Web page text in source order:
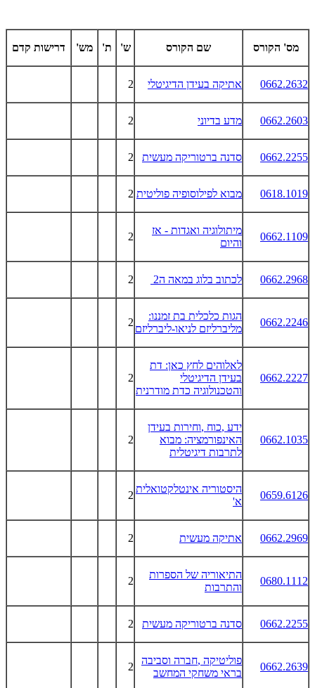
מס' הקורס שם הקורס ש' ת' מש' דרישות קדם
0662.2632 אתיקה בעידן הדיגיטלי 2
0662.2603 מדע בדיוני 2
0662.2255 סדנה ברטוריקה מעשית 2
0618.1019 מבוא לפילוסופיה פוליטית 2
0662.1109
מיתולוגיה ואגדות - אז
והיום
2
0662.2968 לכתוב בלוג במאה ה2
2
0662.2246
הגות כלכלית בת זמננו:
מליברליזם לניאו-ליברליזם
2
0662.2227
לאלוהים לחץ כאן: דת
בעידן הדיגיטלי
והטכנולוגיה כדת מודרנית
2
0662.1035
ידע ,כוח ,וחירות בעידן
האינפורמציה: מבוא
לתרבות דיגיטלית
2
0659.6126
היסטוריה אינטלקטואלית
א'
2
0662.2969 אתיקה מעשית 2
0680.1112
התיאוריה של הספרות
והתרבות
2
0662.2255 סדנה ברטוריקה מעשית 2
0662.2639
פוליטיקה ,חברה וסביבה
בראי משחקי המחשב
2